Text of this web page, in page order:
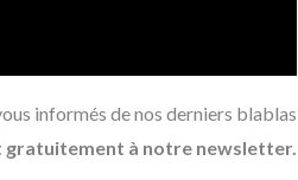
informés de nos derniers blablas
gratuitement à notre newsletter.